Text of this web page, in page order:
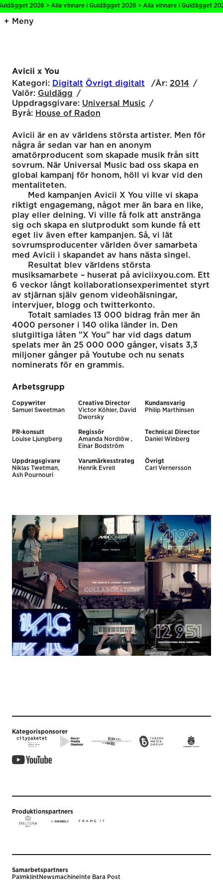
2026 > Alla vinnare i Guldägget 2026 > Alla vinnare i Guldägget
Meny
Avicii x You
Kategori: Digitalt Övrigt digitalt År: 2014
Valör: Guldägg
Uppdragsgivare: Universal Music
Byrå: House of Radon
Avicii är en av världens största artister. Men för
några år sedan var han en anonym
amatörproducent som skapade musik från sitt
sovrum. När Universal Music bad oss skapa en
global kampanj för honom, höll vi kvar vid den
mentaliteten.
Med kampanjen Avicii X You ville vi skapa
riktigt engagemang, något mer än bara en like,
play eller delning. Vi ville få folk att anstränga
sig och skapa en slutprodukt som kunde få ett
eget liv även efter kampanjen. Så, vi lät
sovrumsproducenter världen över samarbeta
med Avicii i skapandet av hans nästa singel.
Resultat blev världens största
musiksamarbete – huserat på aviciixyou.com. Ett
6 veckor långt kollaborationsexperimentet styrt
av stjärnan själv genom videohälsningar,
intervjuer, blogg och twitterkonto.
Totalt samlades 13 000 bidrag från mer än
4000 personer i 140 olika länder in. Den
slutgiltiga låten ”X You” har vid dags datum
spelats mer än 25 000 000 gånger, visats 3,3
miljoner gånger på Youtube och nu senats
nominerats för en grammis.
Arbetsgrupp
Copywriter
Samuel Sweetman
Creative Director
Victor Köhler, David
Dworsky
Kundansvarig
Philip Marthinsen
PR-konsult
Louise Ljungberg
Regissör
Amanda Nordlöw ,
Einar Bodström
Technical Director
Daniel Winberg
Uppdragsgivare
Niklas Twetman,
Ash Pournouri
Varumärkesstrateg
Henrik Evrell
Övrigt
Carl Vernersson
Kategorisponsorer
Produktionspartners
Samarbetspartners
PalmklintNewsmachine Inte Bara Post